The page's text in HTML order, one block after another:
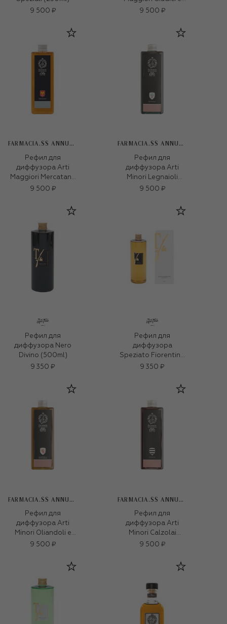
9 500 ₽
Notai (500ml)
9 500 ₽
FARMACIA.SS ANNUNZIATA 1561
Рефил для
диффузора Arti
Maggiori Mercatanti
(500ml)
9 500 ₽
FARMACIA.SS ANNUNZIATA 1561
Рефил для
диффузора Arti
Minori Legnaioli
(500ml)
9 500 ₽
Рефил для
диффузора Nero
Divino (500ml)
9 350 ₽
Рефил для
диффузора
Speziato Fiorentino
(500ml)
9 350 ₽
FARMACIA.SS ANNUNZIATA 1561
Рефил для
диффузора Arti
Minori Oliandoli e
Pizzicagnoli (500ml)
9 500 ₽
FARMACIA.SS ANNUNZIATA 1561
Рефил для
диффузора Arti
Minori Calzolai
(500ml)
9 500 ₽